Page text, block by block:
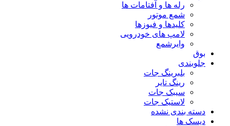
رله ها و آفتامات ها
شمع موتور
کلیدها و فیوزها
لامپ های خودرویی
وایرشمع
بوق
جلوبندی
بلبرینگ جات
رینگ تایر
سیبک جات
لاستیک جات
دسته بندی نشده
دیسک ها